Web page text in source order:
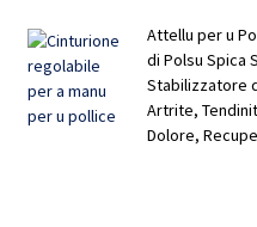
Attellu per u
di Polsu Spica
Stabilizzatore
Artrite,
Dolore,